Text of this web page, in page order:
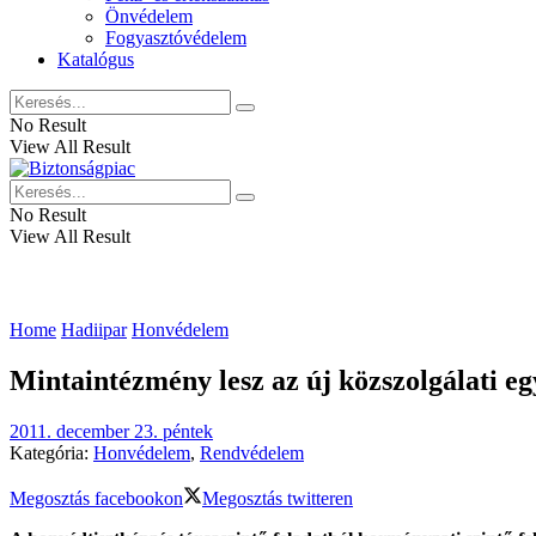
Önvédelem
Fogyasztóvédelem
Katalógus
No Result
View All Result
No Result
View All Result
Home Hadiipar Honvédelem
Mintaintézmény lesz az új közszolgálati
2011. december 23. péntek
Kategória: Honvédelem, Rendvédelem
Megosztás facebookon
Megosztás twitteren